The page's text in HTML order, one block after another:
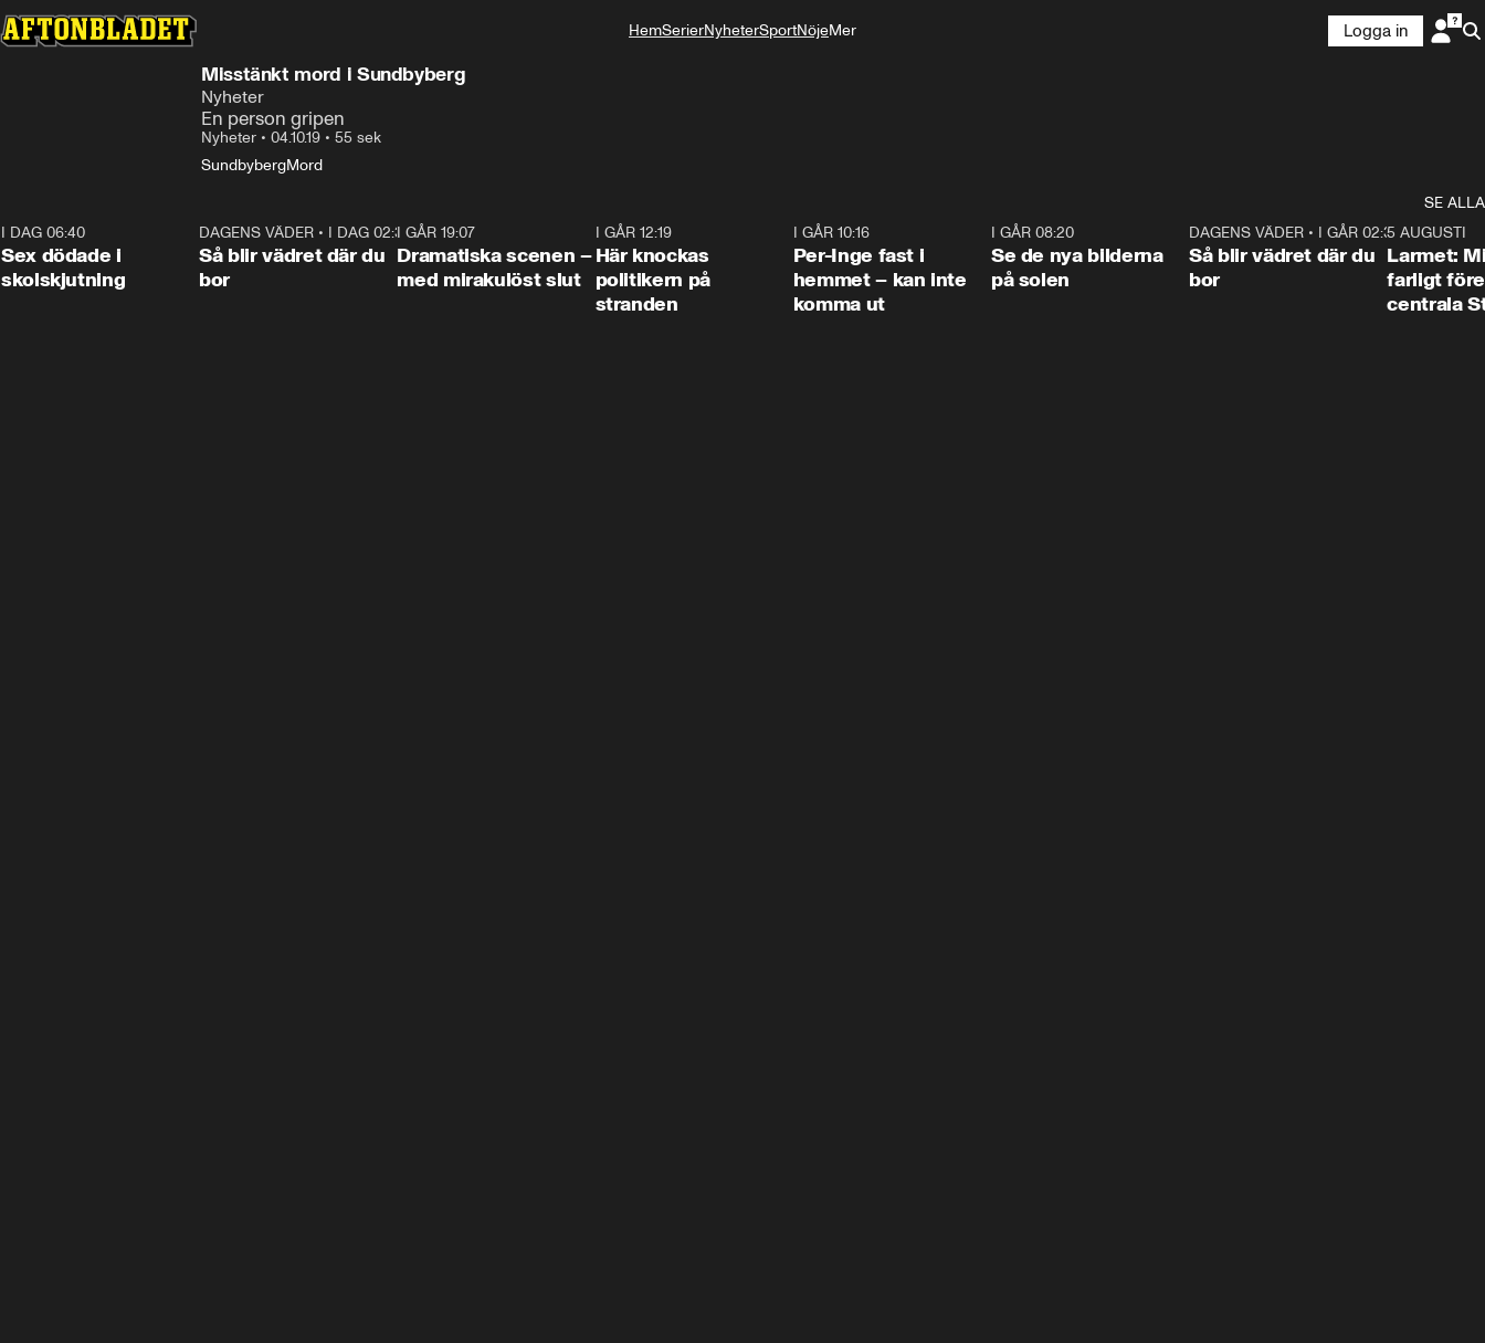
HemSerierNyheterSportNöjeMer
Logga in
Misstänkt mord i Sundbyberg
Nyheter
En person gripen
Nyheter • 04.10.19 • 55 sek
SundbybergMord
SE ALLA
I DAG 06:40
Sex dödade i
skolskjutning
1:06
DAGENS VÄDER • I DAG 02:30
Så blir vädret där du
bor
I GÅR 19:07
Dramatiska scenen –
med mirakulöst slut
I GÅR 12:19
Här knockas
politikern på
stranden
I GÅR 10:16
Per-Inge fast i
hemmet – kan inte
komma ut
I GÅR 08:20
Se de nya bilderna
på solen
1:06
DAGENS VÄDER • I GÅR 02:30
Så blir vädret där du
bor
5 AUGUSTI
Larmet:
farligt
centrala